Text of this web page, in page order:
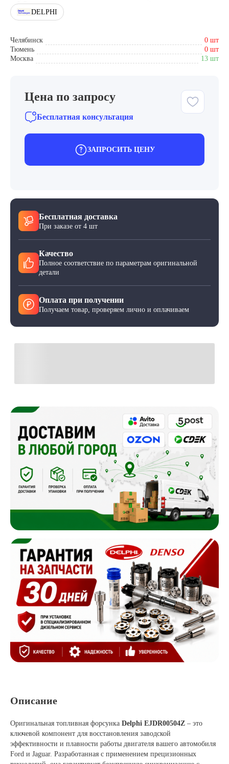
Цена по запросу
Бесплатная консультация
ЗАПРОСИТЬ ЦЕНУ
Бесплатная доставка
При заказе от 4 шт
Качество
Полное соответствие по параметрам оригинальной
детали
Оплата при получении
Получаем товар, проверяем лично и оплачиваем
DELPHI
Челябинск
0 шт
Тюмень
0 шт
Москва
13 шт
Описание
Оригинальная топливная форсунка Delphi EJDR00504Z – это
ключевой компонент для восстановления заводской
эффективности и плавности работы двигателя вашего автомобиля
Ford и Jaguar. Разработанная с применением прецизионных